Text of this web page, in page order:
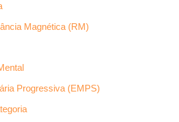
Magnética (RM)
Progressiva (EMPS)